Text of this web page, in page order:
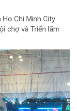
Chi Minh City
chợ và Triển lãm